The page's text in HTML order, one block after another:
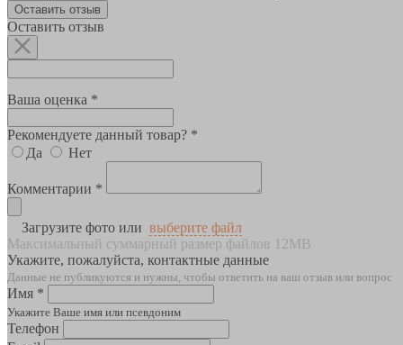
Оставить отзыв
Оставить отзыв
Ваша оценка *
Рекомендуете данный товар? *
Да
Нет
Комментарии *
Загрузите фото или выберите файл
Максимальный суммарный размер файлов 12MB
Укажите, пожалуйста, контактные данные
Данные не публикуются и нужны, чтобы ответить на ваш отзыв или вопрос
Имя *
Укажите Ваше имя или псевдоним
Телефон